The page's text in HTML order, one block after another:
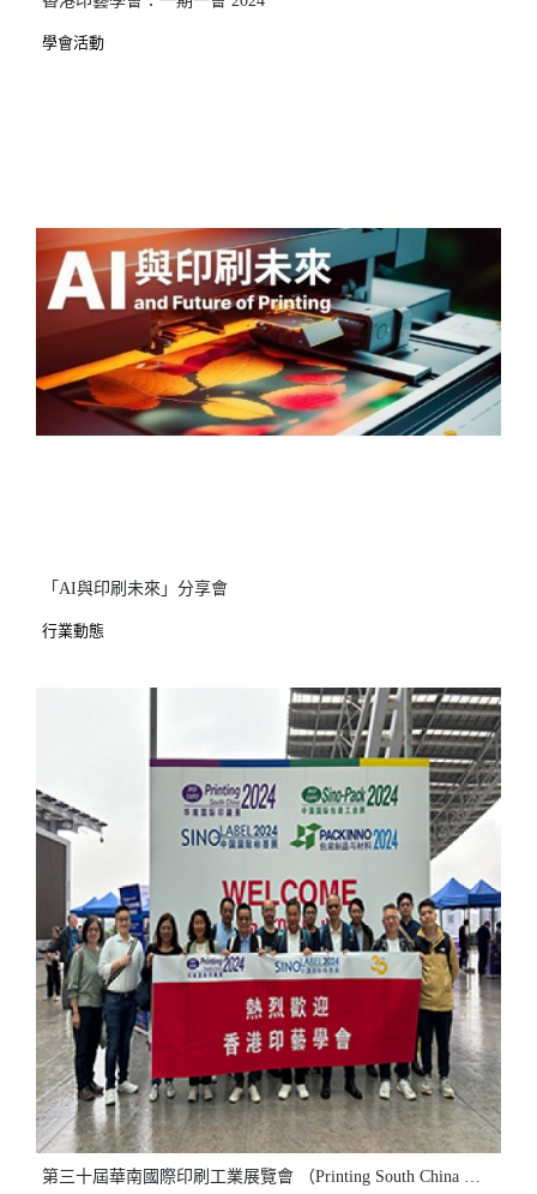
學會活動
「AI與印刷未來」分享會
行業動態
第三十屆華南國際印刷工業展覽會 （Printing South China 2024）考察團暨「企業可持續發展規劃和目標策略」分享會